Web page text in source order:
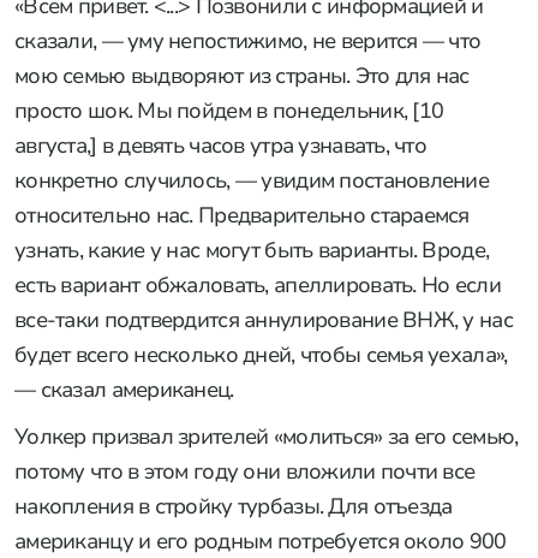
«Всем привет. <...> Позвонили с информацией и
сказали, — уму непостижимо, не верится — что
мою семью выдворяют из страны. Это для нас
просто шок. Мы пойдем в понедельник, [10
августа,] в девять часов утра узнавать, что
конкретно случилось, — увидим постановление
относительно нас. Предварительно стараемся
узнать, какие у нас могут быть варианты. Вроде,
есть вариант обжаловать, апеллировать. Но если
все-таки подтвердится аннулирование ВНЖ, у нас
будет всего несколько дней, чтобы семья уехала»,
— сказал американец.
Уолкер призвал зрителей «молиться» за его семью,
потому что в этом году они вложили почти все
накопления в стройку турбазы. Для отъезда
американцу и его родным потребуется около 900